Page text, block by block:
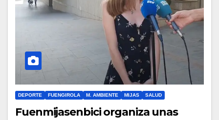
DEPORTE FUENGIROLA M. AMBIENTE MIJAS SALUD
Fuenmijasenbici organiza unas